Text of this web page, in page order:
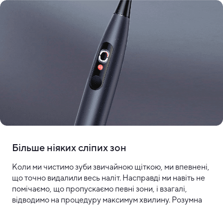
Більше ніяких сліпих зон
Коли ми чистимо зуби звичайною щіткою, ми впевнені,
що точно видалили весь наліт. Насправді ми навіть не
помічаємо, що пропускаємо певні зони, і взагалі,
відводимо на процедуру максимум хвилину. Розумна